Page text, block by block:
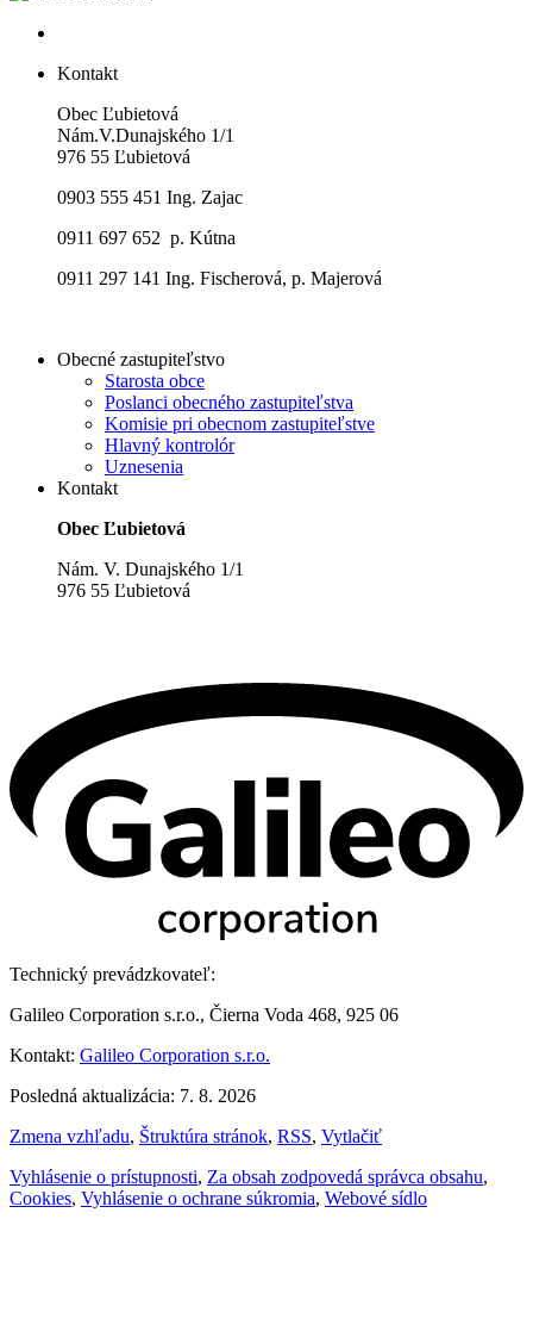
Kontakt
Obec Ľubietová
Nám.V.Dunajského 1/1
976 55 Ľubietová
0903 555 451 Ing. Zajac
0911 697 652 p. Kútna
0911 297 141 Ing. Fischerová, p. Majerová
Obecné zastupiteľstvo
Starosta obce
Poslanci obecného zastupiteľstva
Komisie pri obecnom zastupiteľstve
Hlavný kontrolór
Uznesenia
Kontakt
Obec Ľubietová
Nám. V. Dunajského 1/1
976 55 Ľubietová
Technický prevádzkovateľ:
Galileo Corporation s.r.o., Čierna Voda 468, 925 06
Kontakt: Galileo Corporation s.r.o.
Posledná aktualizácia: 7. 8. 2026
Zmena vzhľadu, Štruktúra stránok, RSS, Vytlačiť
Vyhlásenie o prístupnosti, Za obsah zodpovedá správca obsahu,
Cookies, Vyhlásenie o ochrane súkromia, Webové sídlo